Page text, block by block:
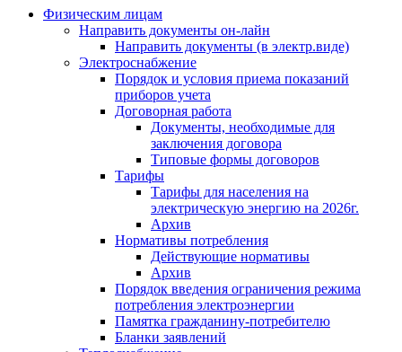
Физическим лицам
Направить документы он-лайн
Направить документы (в электр.виде)
Электроснабжение
Порядок и условия приема показаний
приборов учета
Договорная работа
Документы, необходимые для
заключения договора
Типовые формы договоров
Тарифы
Тарифы для населения на
электрическую энергию на 2026г.
Архив
Нормативы потребления
Действующие нормативы
Архив
Порядок введения ограничения режима
потребления электроэнергии
Памятка гражданину-потребителю
Бланки заявлений